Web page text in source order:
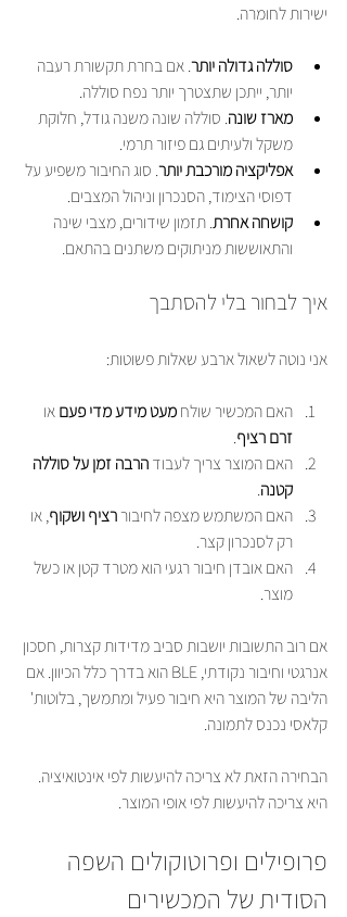
ישירות לחומרה.
סוללה גדולה יותר. אם בחרת תקשורת רעבה
יותר, ייתכן שתצטרך יותר נפח סוללה.
מארז שונה. סוללה שונה משנה גודל, חלוקת
משקל ולעיתים גם פיזור תרמי.
אפליקציה מורכבת יותר. סוג החיבור משפיע על
דפוסי הצימוד, הסנכרון וניהול המצבים.
קושחה אחרת. תזמון שידורים, מצבי שינה
והתאוששות מניתוקים משתנים בהתאם.
איך לבחור בלי להסתבך
אני נוטה לשאול ארבע שאלות פשוטות:
האם המכשיר שולח מעט מידע מדי פעם או
זרם רציף.
האם המוצר צריך לעבוד הרבה זמן על סוללה
קטנה.
האם המשתמש מצפה לחיבור רציף ושקוף, או
רק לסנכרון קצר.
האם אובדן חיבור רגעי הוא מטרד קטן או כשל
מוצר.
אם רוב התשובות יושבות סביב מדידות קצרות, חסכון
אנרגטי וחיבור נקודתי, BLE הוא בדרך כלל הכיוון. אם
הליבה של המוצר היא חיבור פעיל ומתמשך, בלוטות'
קלאסי נכנס לתמונה.
הבחירה הזאת לא צריכה להיעשות לפי אינטואיציה.
היא צריכה להיעשות לפי אופי המוצר.
פרופילים ופרוטוקולים השפה
הסודית של המכשירים